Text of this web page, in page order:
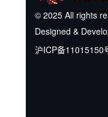
© 2025 All rights
Designed &
沪ICP备11015150